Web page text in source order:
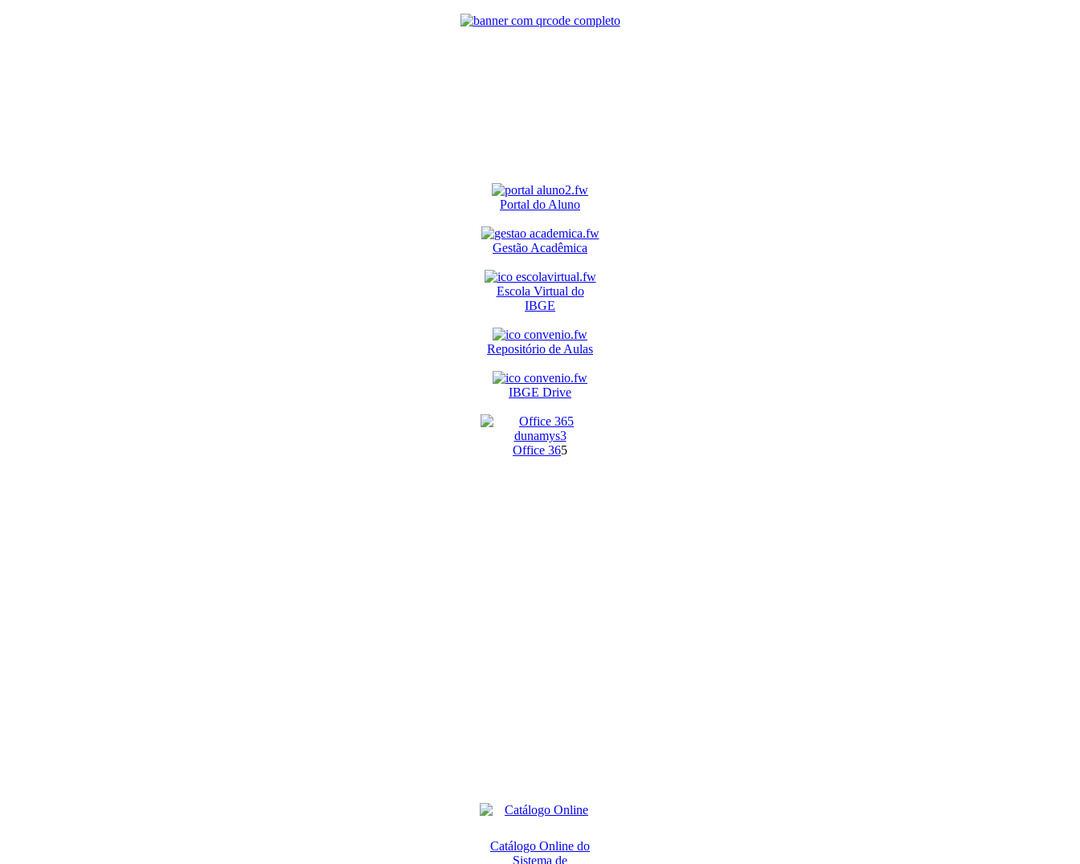
Portal do Aluno
Gestão Acadêmica
Escola Virtual do
IBGE
Repositório de Aulas
IBGE Drive
Office 365
Catálogo Online do
Sistema de